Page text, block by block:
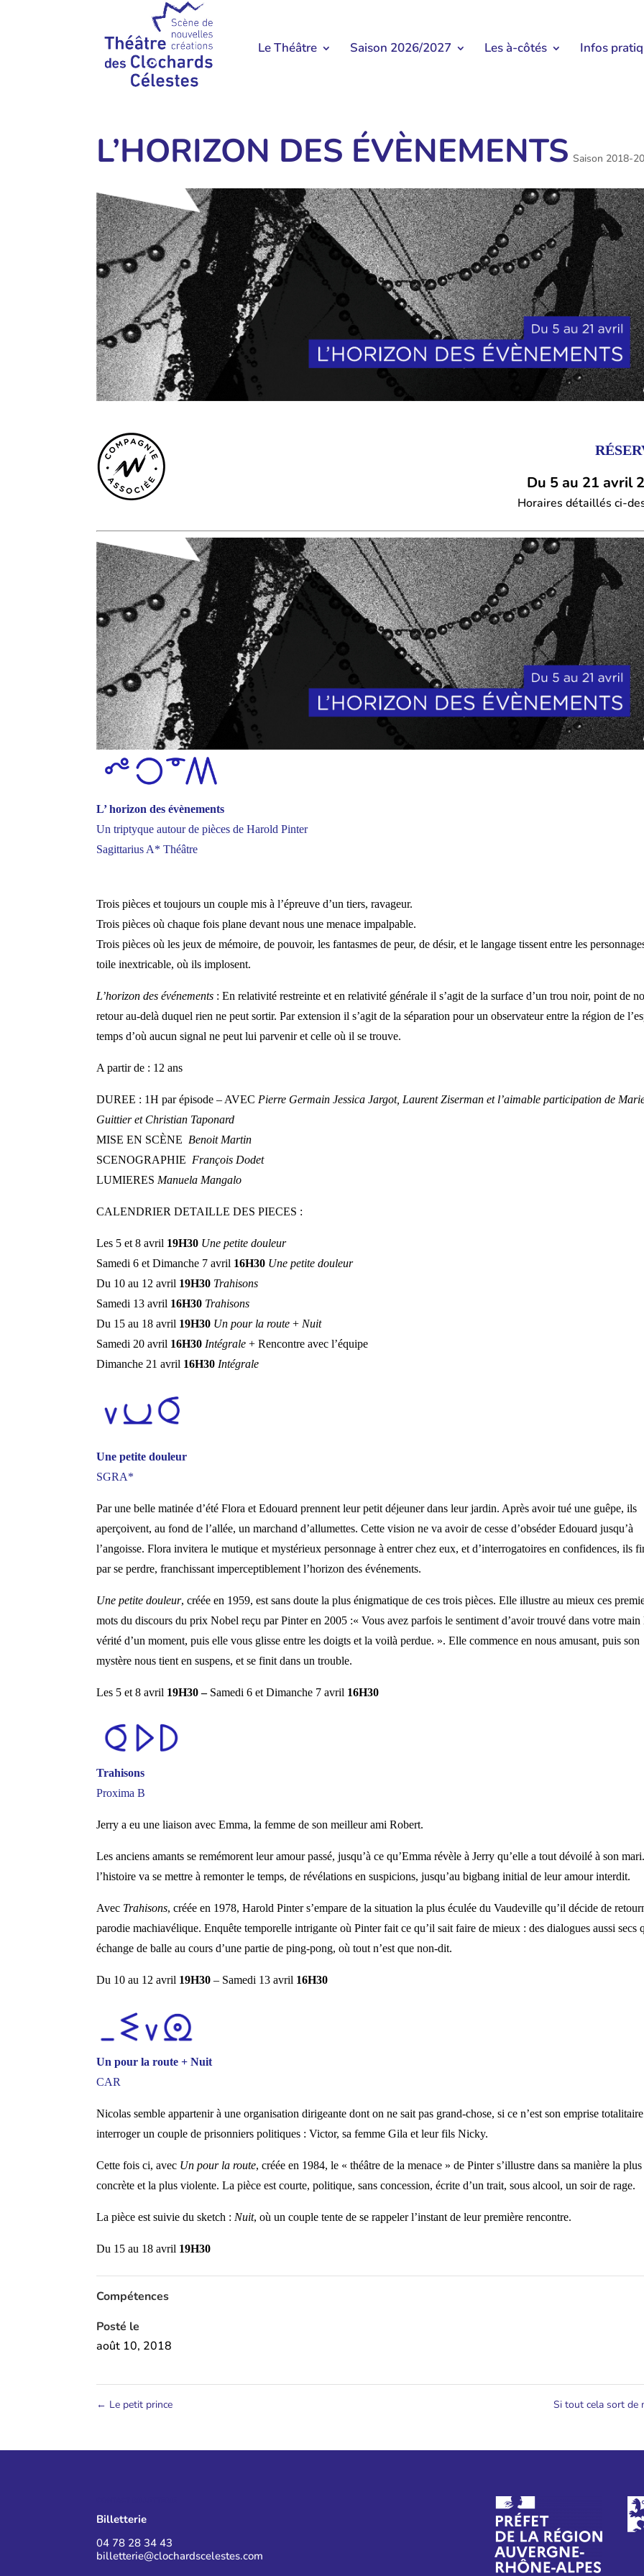
Le Théâtre Saison 2026/2027 Les à-côtés Infos
L’HORIZON DES ÉVÈNEMENTS Saison 2018-
Du 5 au 21 avril
Horaires détaillés ci-
L’ horizon des évènements
Un triptyque autour de pièces de Harold Pinter
Sagittarius A* Théâtre
Trois pièces et toujours un couple mis à l’épreuve d’un tiers, ravageur.
Trois pièces où chaque fois plane devant nous une menace impalpable.
Trois pièces où les jeux de mémoire, de pouvoir, les fantasmes de peur, de désir, et le langage tissent entre les
toile inextricable, où ils implosent.
L’horizon des événements :En relativité restreinte et en relativité générale il s’agit de la surface d’un trou noir, point de
retour au-delà duquel rien ne peut sortir. Par extension il s’agit de la séparation pour un observateur entre la région de
temps d’où aucun signal ne peut lui parvenir et celle où il se trouve.
A partir de : 12 ans
DUREE : 1H par épisode – AVEC Pierre Germain Jessica Jargot, Laurent Ziserman et l’aimable participation de
Guittier et Christian Taponard
MISE EN SCÈNE Benoit Martin
SCENOGRAPHIE François Dodet
LUMIERES Manuela Mangalo
CALENDRIER DETAILLE DES PIECES :
Les 5 et 8 avril 19H30 Une petite douleur
Samedi 6 et Dimanche 7 avril 16H30 Une petite douleur
Du 10 au 12 avril 19H30 Trahisons
Samedi 13 avril 16H30 Trahisons
Du 15 au 18 avril 19H30 Un pour la route + Nuit
Samedi 20 avril 16H30 Intégrale + Rencontre avec l’équipe
Dimanche 21 avril 16H30 Intégrale
Une petite douleur
SGRA*
Par une belle matinée d’été Flora et Edouard prennent leur petit déjeuner dans leur jardin. Après avoir tué une guêpe, ils
aperçoivent, au fond de l’allée, un marchand d’allumettes. Cette vision ne va avoir de cesse d’obséder Edouard jusqu’à
l’angoisse. Flora invitera le mutique et mystérieux personnage à entrer chez eux, et d’interrogatoires en confidences, ils
par se perdre, franchissant imperceptiblement l’horizon des événements.
Une petite douleur, créée en 1959, est sans doute la plus énigmatique de ces trois pièces. Elle illustre au mieux ces
mots du discours du prix Nobel reçu par Pinter en 2005 :« Vous avez parfois le sentiment d’avoir trouvé dans votre main
vérité d’un moment, puis elle vous glisse entre les doigts et la voilà perdue. ». Elle commence en nous amusant, puis son
mystère nous tient en suspens, et se finit dans un trouble.
Les 5 et 8 avril 19H30 – Samedi 6 et Dimanche 7 avril 16H30
Trahisons
Proxima B
Jerry a eu une liaison avec Emma, la femme de son meilleur ami Robert.
Les anciens amants se remémorent leur amour passé, jusqu’à ce qu’Emma révèle à Jerry qu’elle a tout dévoilé à son
l’histoire va se mettre à remonter le temps, de révélations en suspicions, jusqu’au bigbang initial de leur amour interdit.
Avec Trahisons, créée en 1978, Harold Pinter s’empare de la situation la plus éculée du Vaudeville qu’il décide de
parodie machiavélique. Enquête temporelle intrigante où Pinter fait ce qu’il sait faire de mieux : des dialogues aussi secs
échange de balle au cours d’une partie de ping-pong, où tout n’est que non-dit.
Du 10 au 12 avril 19H30 – Samedi 13 avril 16H30
Un pour la route + Nuit
CAR
Nicolas semble appartenir à une organisation dirigeante dont on ne sait pas grand-chose, si ce n’est son emprise
interroger un couple de prisonniers politiques : Victor, sa femme Gila et leur fils Nicky.
Cette fois ci, avec Un pour la route, créée en 1984, le « théâtre de la menace » de Pinter s’illustre dans sa manière la plus
concrète et la plus violente. La pièce est courte, politique, sans concession, écrite d’un trait, sous alcool, un soir de rage.
La pièce est suivie du sketch : Nuit, où un couple tente de se rappeler l’instant de leur première rencontre.
Du 15 au 18 avril 19H30
Compétences
Posté le
août 10, 2018
← Le petit prince Si tout cela sort de
Billetterie
04 78 28 34 43
billetterie@clochardscelestes.com